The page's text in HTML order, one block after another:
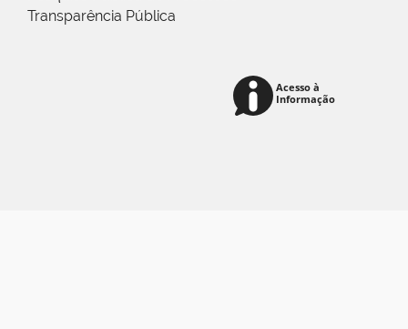
Transparência Pública